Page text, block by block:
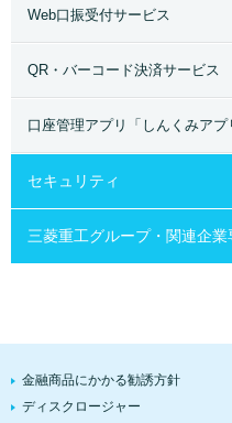
Web口振受付サービス
QR・バーコード決済サービス
口座管理アプリ「しんくみアプ
セキュリティ
三菱重工グループ・関連企業
金融商品にかかる勧誘方針
ディスクロージャー